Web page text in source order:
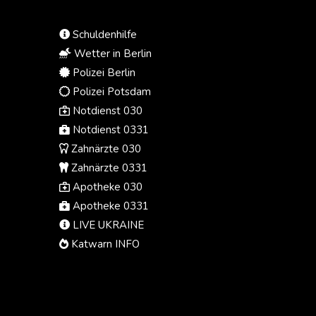
Schuldenhilfe
Wetter in Berlin
Polizei Berlin
Polizei Potsdam
Notdienst 030
Notdienst 0331
Zahnärzte 030
Zahnärzte 0331
Apotheke 030
Apotheke 0331
LIVE UKRAINE
Katwarn INFO